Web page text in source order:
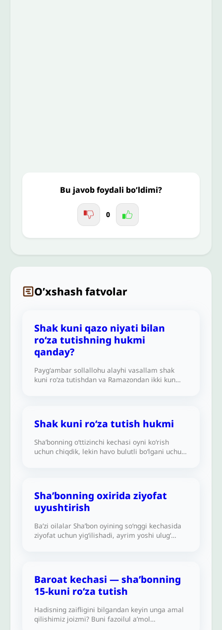
Bu javob foydali bo’ldimi?
0
O’xshash fatvolar
Shak kuni qazo niyati bilan
roʻza tutishning hukmi
qanday?
Paygʻambar sollallohu alayhi vasallam shak
kuni roʻza tutishdan va Ramazondan ikki kun
Shak kuni roʻza tutish hukmi
Shaʼbonning oʻttizinchi kechasi oyni koʻrish
uchun chiqdik, lekin havo bulutli boʻlgani uchun
Shaʼbonning oxirida ziyofat
uyushtirish
Baʼzi oilalar Shaʼbon oyining soʻnggi kechasida
ziyofat uchun yigʻilishadi, ayrim yoshi ulugʻ
Baroat kechasi — shaʼbonning
15-kuni roʻza tutish
Hadisning zaifligini bilgandan keyin unga amal
qilishimiz joizmi? Buni fazoilul aʼmol